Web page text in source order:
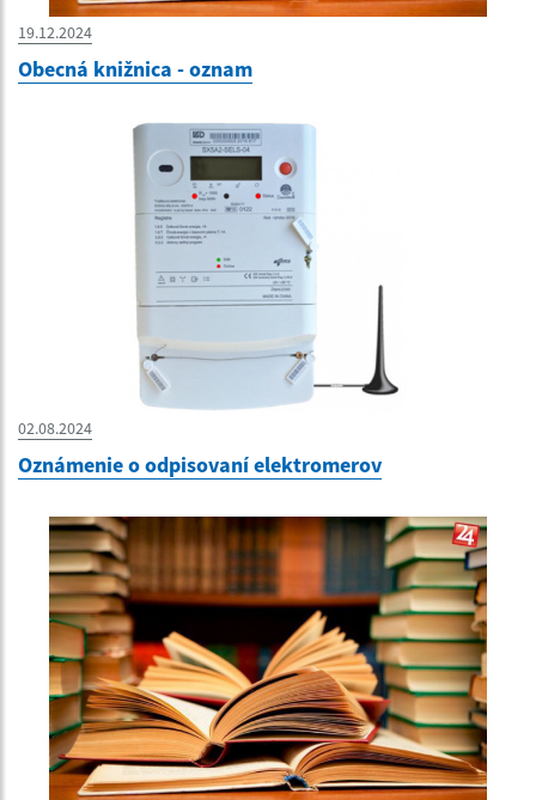
19.12.2024
Obecná knižnica - oznam
02.08.2024
Oznámenie o odpisovaní elektromerov